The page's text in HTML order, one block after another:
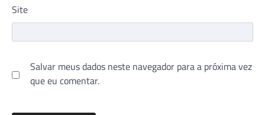
Site
Salvar meus dados neste navegador para a próxima vez
que eu comentar.